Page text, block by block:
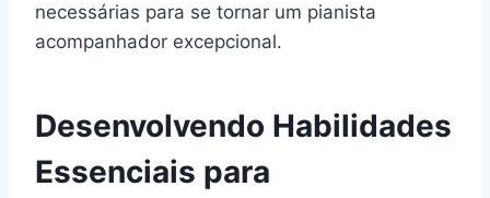
necessárias para se tornar um pianista
acompanhador excepcional.
Desenvolvendo Habilidades
Essenciais para